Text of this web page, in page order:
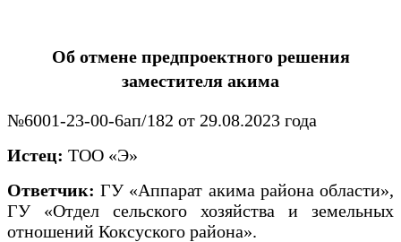
Об отмене предпроектного решения
заместителя акима
№6001-23-00-6ап/182 от 29.08.2023 года
Истец: ТОО «Э»
Ответчик: ГУ «Аппарат акима района области»,
ГУ «Отдел сельского хозяйства и земельных
отношений Коксуского района».